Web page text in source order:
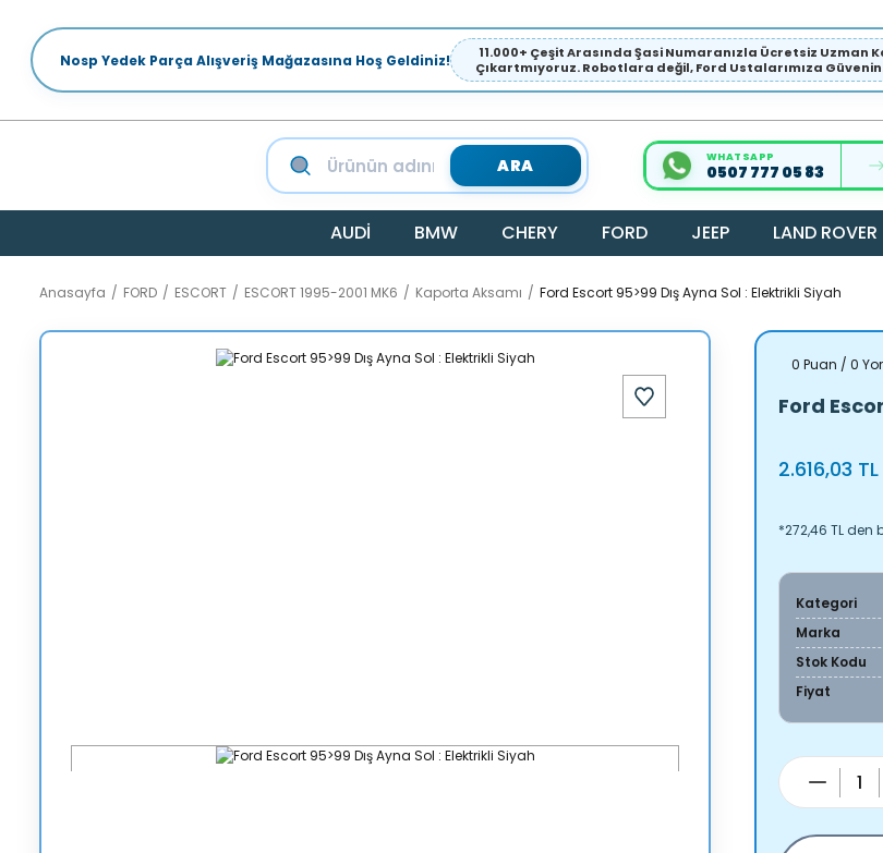
Nosp Yedek Parça Alışveriş Mağazasına Hoş Geldiniz!
11.000+ Çeşit Arasında Şasi Numaranızla Ücretsiz
Çıkartmıyoruz. Robotlara değil, Ford Ustalarımıza Güvenin.
ARA WHATSAPP
0507 777 05 83
AUDİ BMW CHERY FORD JEEP LAND ROVER
Anasayfa FORD ESCORT ESCORT 1995-2001 MK6 Kaporta Aksamı Ford Escort 95>99 Dış Ayna Sol : Elektrikli Siyah
0 Puan / 0
Ford
2.616,03 TL
*272,46 TL den
Kategori
Marka
Stok Kodu
Fiyat